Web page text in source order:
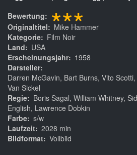
Bewertung ***
Originaltitel
Mike Hammer
Kategorie
Film Noir
Land
USA
Erscheinungsjahr
1958
Darsteller
Darren McGavin, Bart Burns, Vito
Van Sickel
Regie
Boris Sagal, William Whitney,
English, Lawrence Dobkin
Farbe s/w
Laufzeit 2028 min
Bildformat Vollbild